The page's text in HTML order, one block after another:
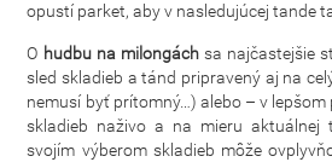
opustí parket, aby v nasledujúcej tande
O hudbu na milongáchsa najčastejšie
sled skladieb a tánd pripravený aj na
nemusí byť prítomný…) alebo – v lepšom
skladieb naživo a na mieru aktuálnej
svojím výberom skladieb môže